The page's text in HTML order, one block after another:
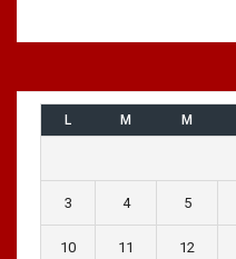
L M M
3 4 5
10 11 12